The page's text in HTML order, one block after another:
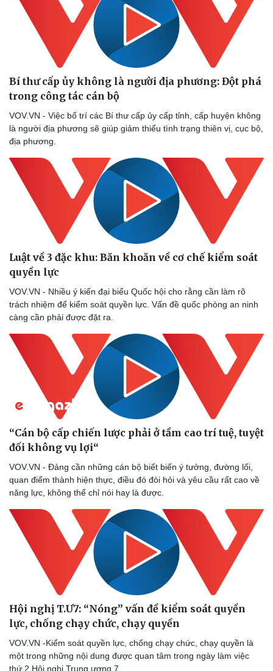
Văn hóa
Sân khấu - Điện ảnh
Âm nhạc
Di sản
Giải trí
Nghệ sĩ
Thời trang
Sao Việt
Du lịch
Bí thư cấp ủy không là người địa phương: Đột phá
trong công tác cán bộ
VOV.VN - Việc bố trí các Bí thư cấp ủy cấp tỉnh, cấp huyện không
là người địa phương sẽ giúp giảm thiểu tình trạng thiên vị, cục bộ,
địa phương.
Luật về 3 đặc khu: Băn khoăn về cơ chế kiểm soát
quyền lực
VOV.VN - Nhiều ý kiến đại biểu Quốc hội cho rằng cần làm rõ
trách nhiệm để kiểm soát quyền lực. Vấn đề quốc phòng an ninh
càng cần phải được đặt ra.
“Cán bộ cấp chiến lược phải ở tầm cao trí tuệ, tuyệt
đối không vụ lợi“
VOV.VN - Đảng cần những cán bộ biết biến ý tưởng, đường lối,
quan điểm thành hiện thực, điều đó đòi hỏi và yêu cầu rất cao về
năng lực, không thể chỉ nói hay là được.
Hội nghị T.Ư7: “Nóng” vấn đề kiểm soát quyền
lực, chống chạy chức, chạy quyền
VOV.VN -Kiểm soát quyền lực, chống chạy chức, chạy quyền là
một trong những nội dung được quan tâm trong ngày làm việc
thứ 2 Hội nghị Trung ương 7